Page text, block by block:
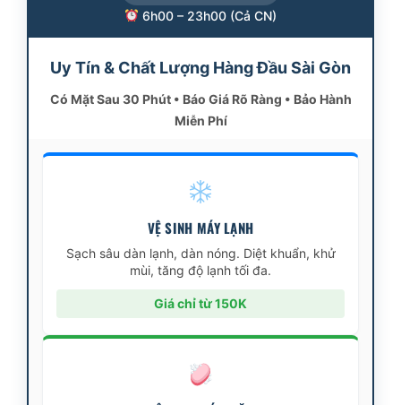
6h00 – 23h00 (Cả CN)
Uy Tín & Chất Lượng Hàng Đầu Sài Gòn
Có Mặt Sau 30 Phút • Báo Giá Rõ Ràng • Bảo Hành
Miễn Phí
VỆ SINH MÁY LẠNH
Sạch sâu dàn lạnh, dàn nóng. Diệt khuẩn, khử
mùi, tăng độ lạnh tối đa.
Giá chỉ từ 150K